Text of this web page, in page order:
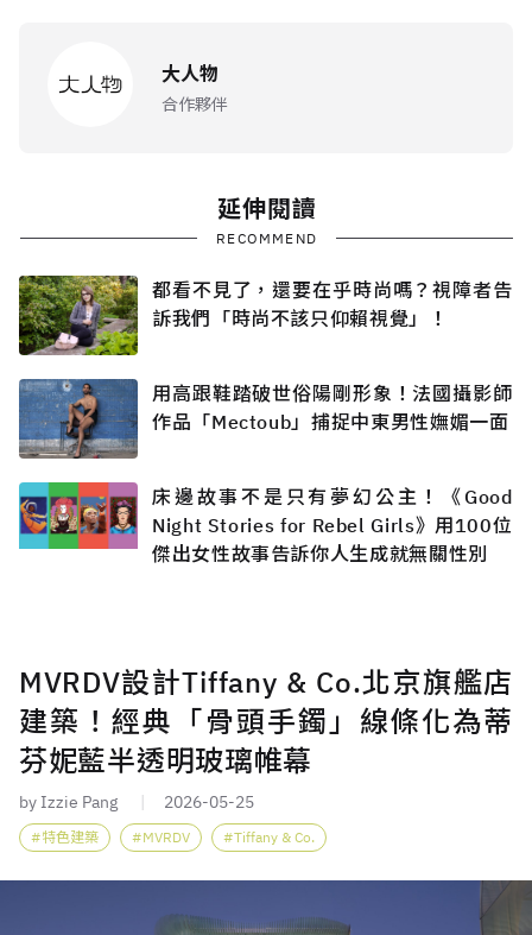
大人物
合作夥伴
延伸閱讀
RECOMMEND
都看不見了，還要在乎時尚嗎？視障者告
訴我們「時尚不該只仰賴視覺」！
用高跟鞋踏破世俗陽剛形象！法國攝影師
作品「Mectoub」捕捉中東男性嫵媚一面
床邊故事不是只有夢幻公主！《Good
Night Stories for Rebel Girls》用100位
傑出女性故事告訴你人生成就無關性別
MVRDV設計Tiffany & Co.北京旗艦店
建築！經典「骨頭手鐲」線條化為蒂
芬妮藍半透明玻璃帷幕
by Izzie Pang 2026-05-25
特色建築 MVRDV Tiffany & Co.